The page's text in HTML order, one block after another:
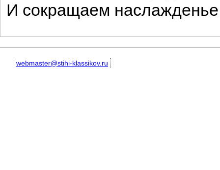
И сокращаем
webmaster@stihi-klassikov.ru